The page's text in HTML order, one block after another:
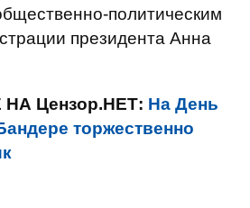
политическим
президента Анна
Цензор.НЕТ: На День
торжественно